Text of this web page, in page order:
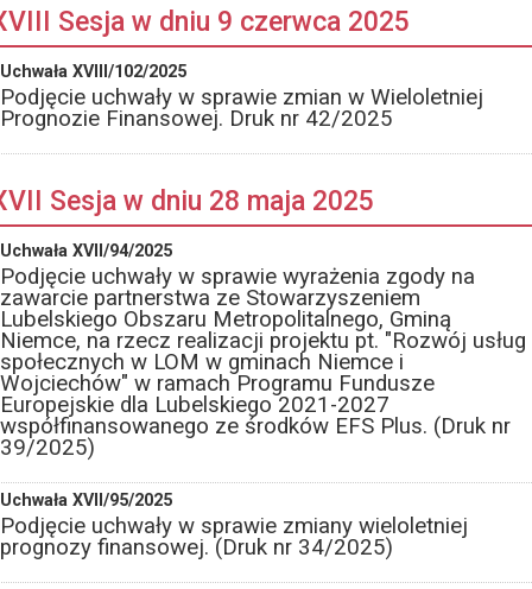
Sesja w dniu 9 czerwca 2025
Uchwała XVIII/102/2025
Podjęcie uchwały w sprawie zmian w Wieloletniej
Prognozie Finansowej. Druk nr 42/2025
Sesja w dniu 28 maja 2025
Uchwała XVII/94/2025
Podjęcie uchwały w sprawie wyrażenia zgody na
zawarcie partnerstwa ze Stowarzyszeniem
Lubelskiego Obszaru Metropolitalnego, Gminą
Niemce, na rzecz realizacji projektu pt. "Rozwój usług
społecznych w LOM w gminach Niemce i
Wojciechów" w ramach Programu Fundusze
Europejskie dla Lubelskiego 2021-2027
współfinansowanego ze środków EFS Plus. (Druk nr
39/2025)
Uchwała XVII/95/2025
Podjęcie uchwały w sprawie zmiany wieloletniej
prognozy finansowej. (Druk nr 34/2025)